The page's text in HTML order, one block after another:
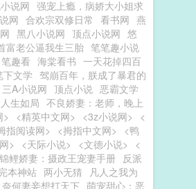
说网 强宠上瘾，病娇大小姐求
网 合欢宗双修日常 看书网 燕
黑八小说网 顶点小说网 悠
富老公逼我生三胎 笔笔趣小说
笔趣看 海棠看书 一天花掉四百
下文学 驾崩百年，朕成了暴君的
三A小说网 顶点小说 恶霸文学
人生如局 不良娇妻：老师，晚上
<精英中文网> <3z小说网>
<
指阅读网> <拇指中文网>
<鸭
> <天际小说> <文德小说>
<
锦鲤娇妻：摄政王宠妻手册 反派
本神站 两小无猜
凡人之我为
何妻妾想打天下 萌宠甜心：恶